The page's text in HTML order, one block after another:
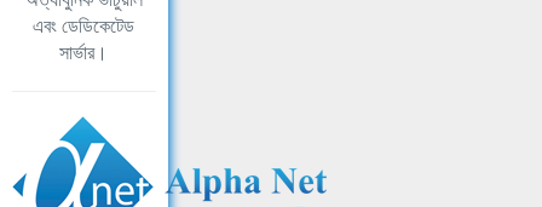
এবং ডেডিকেটেড
সার্ভার।